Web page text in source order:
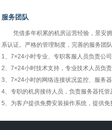
服务团队
凭借多年积累的机房运营经验，景安拥
系认证。严格的管理制度，完善的服务团
1、7×24小时专业、专职客服人员负责公
2、7×24小时技术支持，专业技术人员负责
3、7×24小时的网络连接状况监控、服务
4、专职的机房接待人员，负责服务器托管
5、为客户提供免费安装操作系统，提供免